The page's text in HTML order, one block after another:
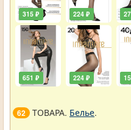
315 ₽
651 ₽
224 ₽
224 ₽
62 ТОВАРА. Белье.